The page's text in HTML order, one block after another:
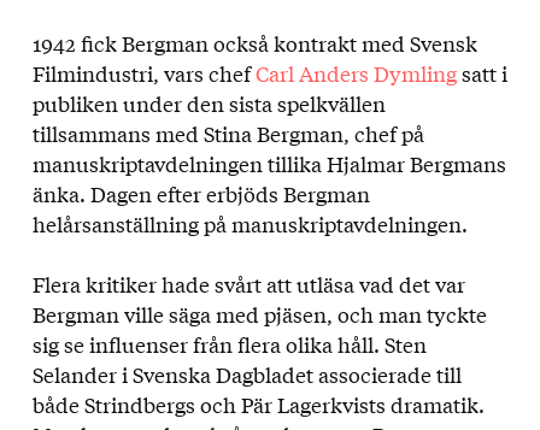
1942 fick Bergman också kontrakt med Svensk
Filmindustri, vars chefCarl Anders Dymlingsatt i
publiken under den sista spelkvällen
tillsammans med Stina Bergman, chef på
manuskriptavdelningen tillika Hjalmar Bergmans
änka. Dagen efter erbjöds Bergman
helårsanställning på manuskriptavdelningen.
Flera kritiker hade svårt att utläsa vad det var
Bergman ville säga med pjäsen, och man tyckte
sig se influenser från flera olika håll. Sten
Selander i Svenska Dagbladet associerade till
både Strindbergs och Pär Lagerkvists dramatik.